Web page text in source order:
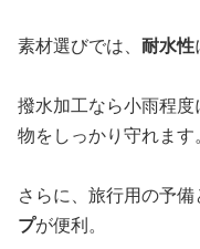
素材選びでは、 耐水性
撥水加工なら小雨程
物をしっかり守れます。
さらに、旅行用の予
プが便利。